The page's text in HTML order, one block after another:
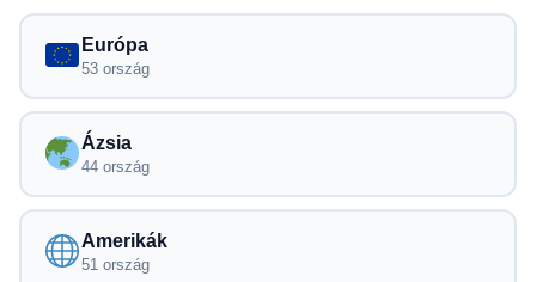
Európa
53 ország
Ázsia
44 ország
Amerikák
51 ország